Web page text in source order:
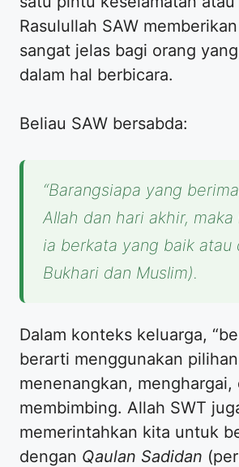
Rasulullah SAW
sangat jelas bagi orang
dalam hal berbicara.
Beliau SAW bersabda:
“Barangsiapa yang
Allah dan hari akhir, maka
ia berkata yang baik atau
Bukhari dan Muslim).
Dalam konteks keluarga,
berarti menggunakan
menenangkan, menghargai,
membimbing. Allah SWT
memerintahkan kita untuk
dengan Qaulan Sadidan